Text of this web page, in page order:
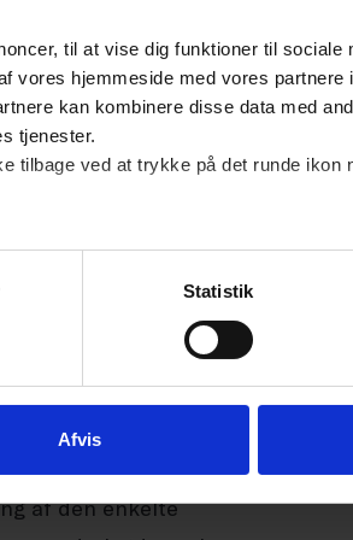
til at vise dig funktioner til sociale
vores hjemmeside med vores partnere
kan kombinere disse data med
tjenester.
ved at trykke på det runde ikon
Statistik
Afvis
den enkelte medarbejder
oplysninger i fem år efter
af medarbejderens
§ 4 (48-timers reglen)
længde som følge af
på forhånd, eller når
tale om medarbejdere, der
funktioner.
af den enkelte